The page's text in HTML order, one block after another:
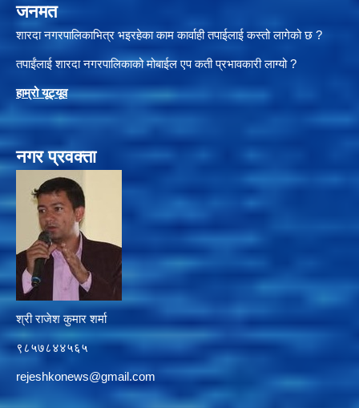
जनमत
शारदा नगरपालिकाभित्र भइरहेका काम कार्वाही तपाईलाई कस्तो लागेको छ ?
तपाईंलाई शारदा नगरपालिकाको मोबाईल एप कती प्रभावकारी लाग्यो ?
हाम्रो यूट्यूव
नगर प्रवक्ता
श्री राजेश कुमार शर्मा
९८५७८४४५६५
rejeshkonews@gmail.com